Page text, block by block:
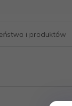
i produktów